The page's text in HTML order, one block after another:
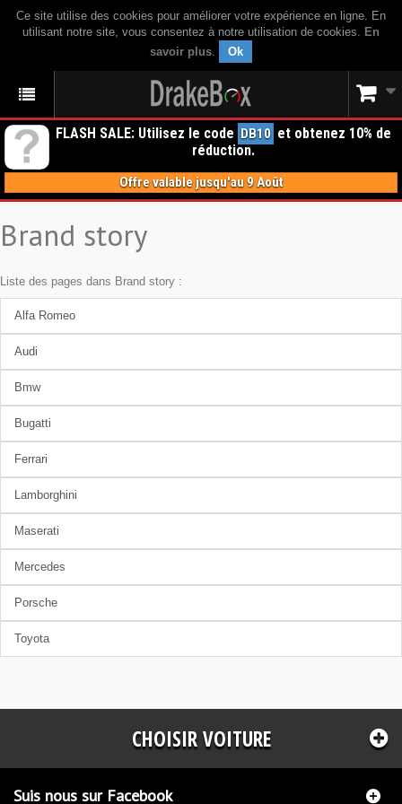
Ce site utilise des cookies pour améliorer votre expérience en ligne. En
utilisant notre site, vous consentez à notre utilisation de cookies. En
savoir plus. Ok
FLASH SALE: Utilisez le code DB10 et obtenez 10% de
réduction.
Offre valable jusqu'au 9 Août
Brand story
Liste des pages dans Brand story :
Alfa Romeo
Audi
Bmw
Bugatti
Ferrari
Lamborghini
Maserati
Mercedes
Porsche
Toyota
CHOISIR VOITURE
Suis nous sur Facebook